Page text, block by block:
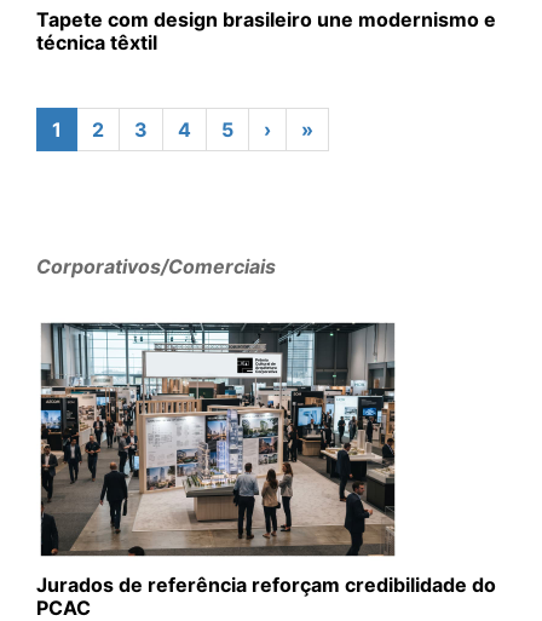
Tapete com design brasileiro une modernismo e
técnica têxtil
1 2 3 4 5 › »
Corporativos/Comerciais
Jurados de referência reforçam credibilidade do
PCAC